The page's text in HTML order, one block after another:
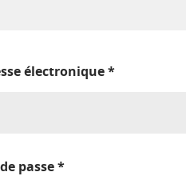
électronique*
passe*